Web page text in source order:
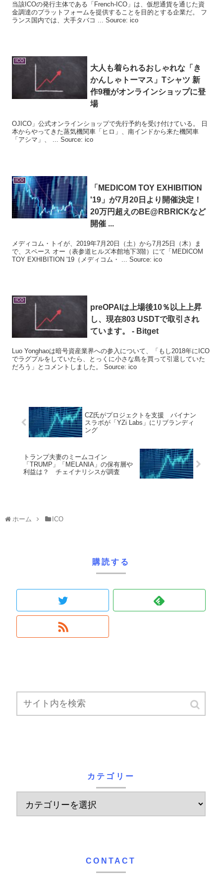
当該ICOの発行主体である「French-ICO」は、仮想通貨を通じた資
金調達のプラットフォームを提供することを目的とする企業だ。 フ
ランス国内では、大手タバコ ... Source: ico
ICO
大人も着られるおしゃれな「き
かんしゃトーマス」Tシャツ 新
作9種がオンラインショップに登
場
OJICO」公式オンラインショップで先行予約を受け付けている。 日
本からやってきた蒸気機関車「ヒロ」、南インドから来た機関車
「アシマ」、 ... Source: ico
ICO
「MEDICOM TOY EXHIBITION
'19」が7月20日より開催決定！
20万円超えのBE@RBRICKなど
開催 ...
メディコム・トイが、2019年7月20日（土）から7月25日（木）ま
で、スペース オー（表参道ヒルズ本館地下3階）にて「MEDICOM
TOY EXHIBITION '19（メディコム・ ... Source: ico
ICO
preOPAIは上場後10％以上上昇
し、現在803 USDTで取引され
ています。 - Bitget
Luo Yonghaoは暗号資産業界への参入について、「もし2018年にICO
でラグプルをしていたら、とっくに小さな島を買って引退していた
だろう」とコメントしました。 Source: ico
CZ氏がプロジェクトを支援 バイナン
スラボが「YZi Labs」にリブランディ
ング
トランプ夫妻のミームコイン
「TRUMP」「MELANIA」の保有層や
利益は？ チェイナリシスが調査
ホーム ICO
購読する
カテゴリー
CONTACT